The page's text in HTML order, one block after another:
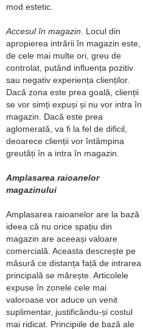
mod estetic.
Accesul în magazin . Locul din
apropierea intrării în magazin este,
de cele mai multe ori, greu de
controlat, putând influența pozitiv
sau negativ experiența clienților.
Dacă zona este prea goală, clienții
se vor simți expuși și nu vor intra în
magazin. Dacă este prea
aglomerată, va fi la fel de dificil,
deoarece clienții vor întâmpina
greutăți în a intra în magazin.
Amplasarea raioanelor
magazinului
Amplasarea raioanelor are la bază
ideea că nu orice spațiu din
magazin are aceeași valoare
comercială. Aceasta descrește pe
măsură ce distanța față de intrarea
principală se mărește. Articolele
expuse în zonele cele mai
valoroase vor aduce un venit
suplimentar, justificându-și costul
mai ridicat. Principiile de bază ale